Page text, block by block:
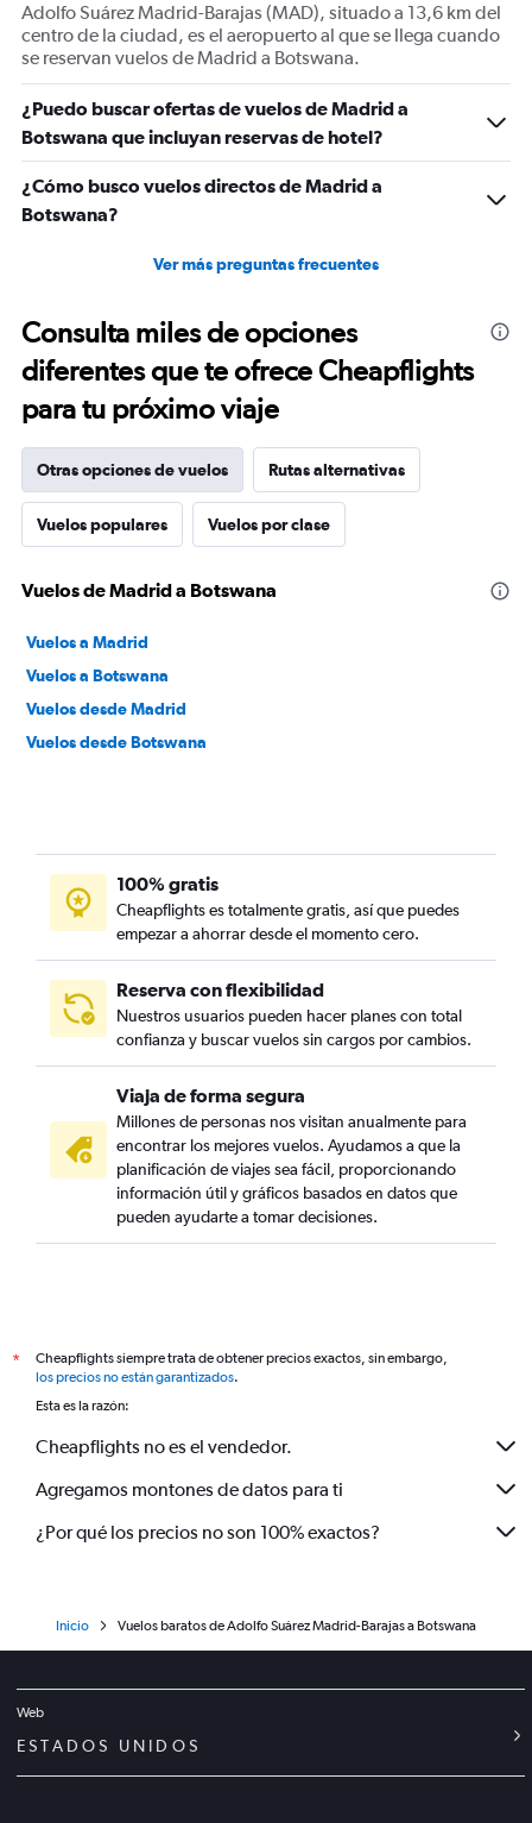
Adolfo Suárez Madrid-Barajas (MAD), situado a 13,6 km del
centro de la ciudad, es el aeropuerto al que se llega cuando
se reservan vuelos de Madrid a Botswana.
¿Puedo buscar ofertas de vuelos de Madrid a
Botswana que incluyan reservas de hotel?
¿Cómo busco vuelos directos de Madrid a
Botswana?
Ver más preguntas frecuentes
Consulta miles de opciones
diferentes que te ofrece Cheapflights
para tu próximo viaje
Otras opciones de vuelos Rutas alternativas
Vuelos populares Vuelos por clase
Vuelos de Madrid a Botswana
Vuelos a Madrid
Vuelos a Botswana
Vuelos desde Madrid
Vuelos desde Botswana
100% gratis
Cheapflights es totalmente gratis, así que puedes
empezar a ahorrar desde el momento cero.
Reserva con flexibilidad
Nuestros usuarios pueden hacer planes con total
confianza y buscar vuelos sin cargos por cambios.
Viaja de forma segura
Millones de personas nos visitan anualmente para
encontrar los mejores vuelos. Ayudamos a que la
planificación de viajes sea fácil, proporcionando
información útil y gráficos basados en datos que
pueden ayudarte a tomar decisiones.
*
Cheapflights siempre trata de obtener precios exactos, sin embargo,
los precios no están garantizados.
Esta es la razón:
Cheapflights no es el vendedor.
Agregamos montones de datos para ti
¿Por qué los precios no son 100% exactos?
Inicio Vuelos baratos de Adolfo Suárez Madrid-Barajas a Botswana
Web
ESTADOS UNIDOS